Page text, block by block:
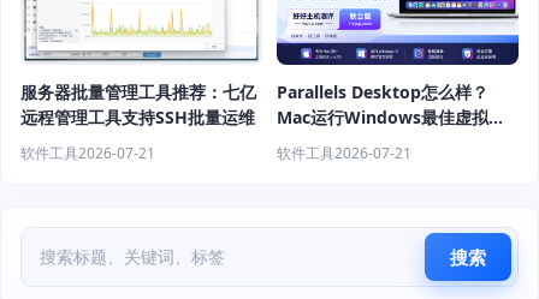
服务器批量管理工具推荐：七亿
远程管理工具支持SSH批量运维
软件工具2026-07-21
Parallels Desktop怎么样？
Mac运行Windows最佳虚拟机
软件推荐
软件工具2026-07-21
搜索